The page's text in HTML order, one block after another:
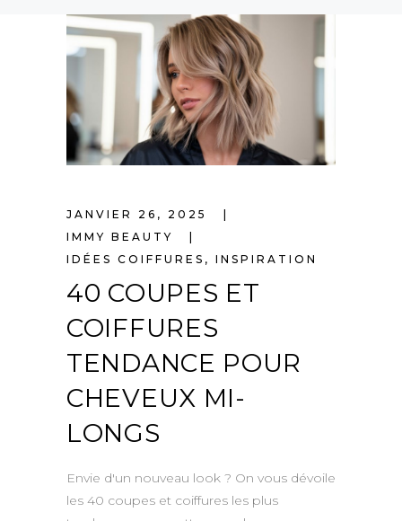
JANVIER 26, 2025
IMMY BEAUTY
IDÉES COIFFURES , INSPIRATION
40 COUPES ET
COIFFURES
TENDANCE POUR
CHEVEUX MI-
LONGS
Envie d'un nouveau look ? On vous dévoile
les 40 coupes et coiffures les plus